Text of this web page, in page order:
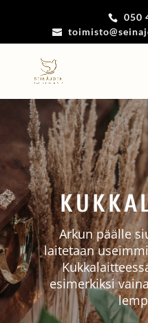
050
Arkun päälle
laitetaan
esimerkiksi